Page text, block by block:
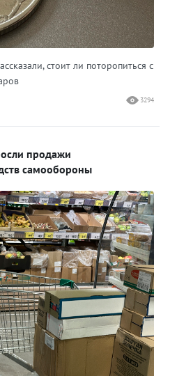
стоит ли поторопиться с
3294
продажи
самообороны